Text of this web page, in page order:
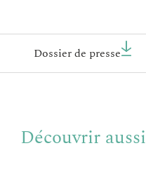
Dossier de presse
Découvrir aussi